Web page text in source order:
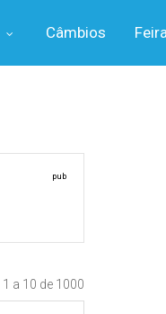
Câmbios
pub
1 a 10 de 1000